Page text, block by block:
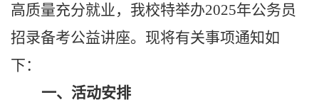
高质量充分就业，我校特举办2025年公务员
招录备考公益讲座。现将有关事项通知如
下：
一、活动安排